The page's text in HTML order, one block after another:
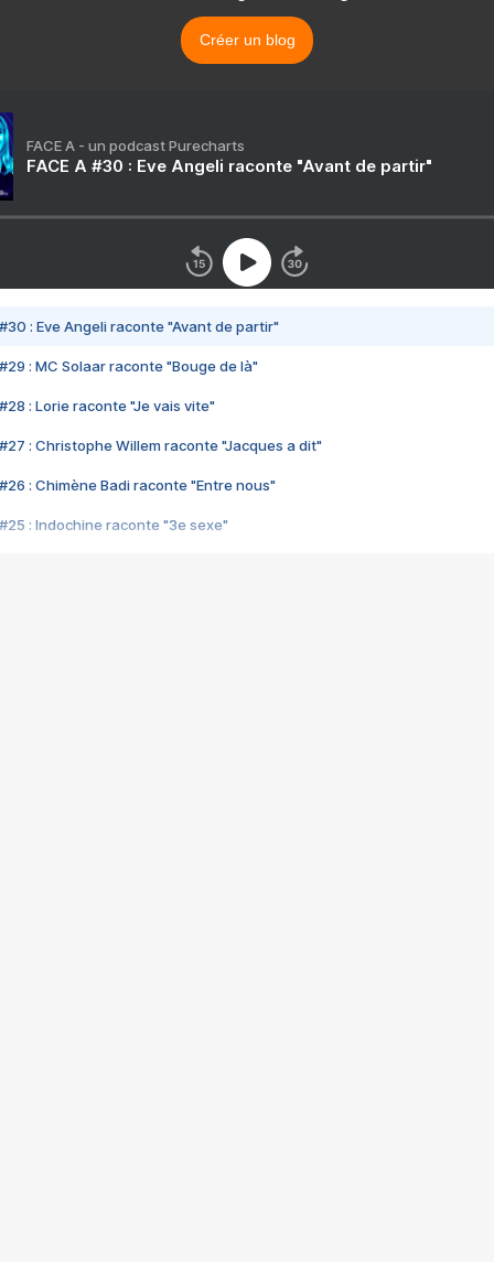
Créer un blog
FACE A - un podcast Purecharts
FACE A #30 : Eve Angeli raconte "Avant de partir"
#30 : Eve Angeli raconte "Avant de partir"
#29 : MC Solaar raconte "Bouge de là"
#28 : Lorie raconte "Je vais vite"
#27 : Christophe Willem raconte "Jacques a dit"
#26 : Chimène Badi raconte "Entre nous"
#25 : Indochine raconte "3e sexe"